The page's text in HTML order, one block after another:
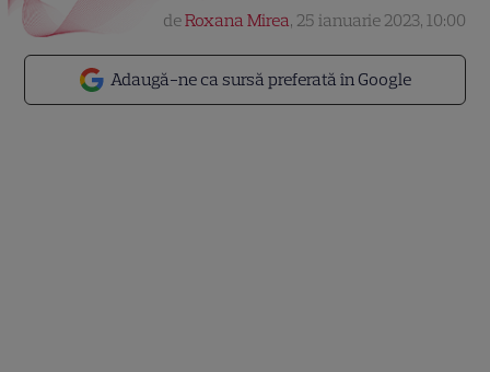
Adaugă-ne ca sursă preferată în Google
deRoxana Mirea, 25 ianuarie 2023, 10:00